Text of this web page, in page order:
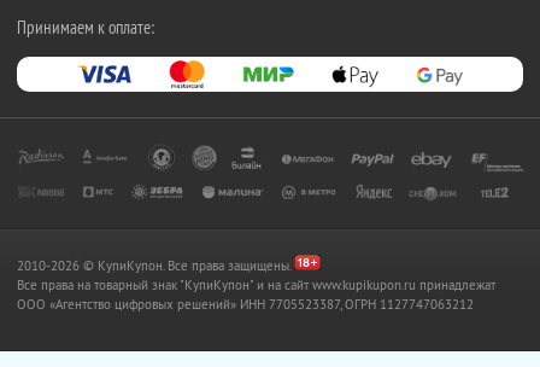
Принимаем к оплате:
2010-2026 © КупиКупон. Все права защищены.
Все права на товарный знак "КупиКупон" и на сайт www.kupikupon.ru принадлежат
OOO «Агентство цифровых решений» ИНН 7705523387, ОГРН 1127747063212